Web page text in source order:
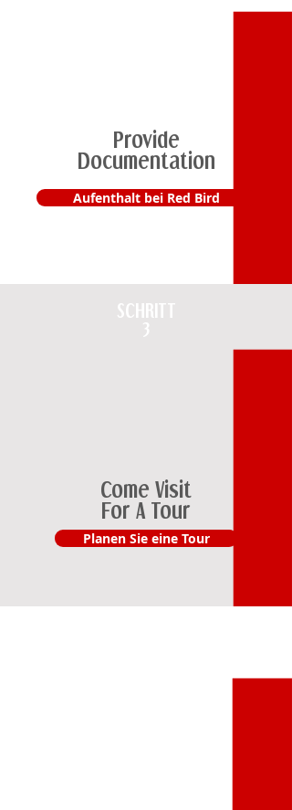
Provide
Documentation
Aufenthalt bei Red Bird
SCHRITT
3
Come Visit
For A Tour
Planen Sie eine Tour